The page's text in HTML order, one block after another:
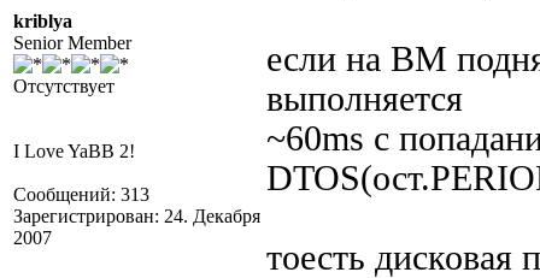
kriblya
Senior Member
Отсутствует
I Love YaBB 2!
Сообщений: 313
Зарегистрирован: 24. Декабря
2007
если на ВМ
выполняется
~60ms с
тоесть